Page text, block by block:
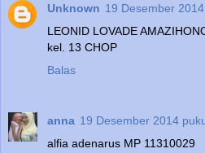
Unknown 19 Desember
LEONID LOVADE
kel. 13 CHOP
Balas
anna 19 Desember 2014
alfia adenarus MP 11310029